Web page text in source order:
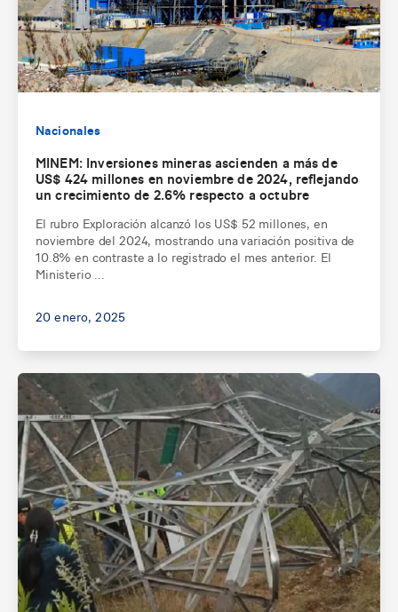
Nacionales
MINEM: Inversiones mineras ascienden a más de
US$ 424 millones en noviembre de 2024, reflejando
un crecimiento de 2.6% respecto a octubre
El rubro Exploración alcanzó los US$ 52 millones, en
noviembre del 2024, mostrando una variación positiva de
10.8% en contraste a lo registrado el mes anterior. El
Ministerio ...
20 enero, 2025